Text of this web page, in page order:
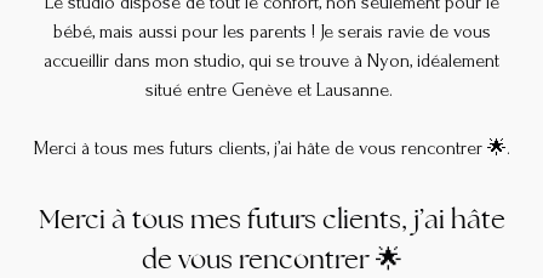
bébé, mais aussi pour les parents ! Je serais ravie de vous
accueillir dans mon studio, qui se trouve à Nyon, idéalement
situé entre Genève et Lausanne.
Merci à tous mes futurs clients, j’ai hâte de vous rencontrer 🌟.
Merci à tous mes futurs clients, j’ai hâte
de vous rencontrer 🌟